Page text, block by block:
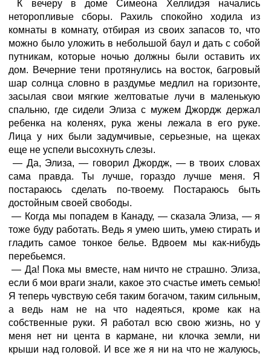
К вечеру в доме Симеона Хеллидэя начались
неторопливые сборы. Рахиль спокойно ходила из
комнаты в комнату, отбирая из своих запасов то, что
можно было уложить в небольшой баул и дать с собой
путникам, которые ночью должны были оставить их
дом. Вечерние тени протянулись на восток, багровый
шар солнца словно в раздумье медлил на горизонте,
засылая свои мягкие желтоватые лучи в маленькую
спальню, где сидели Элиза с мужем Джордж держал
ребенка на коленях, рука жены лежала в его руке.
Лица у них были задумчивые, серьезные, на щеках
еще не успели высохнуть слезы.
— Да, Элиза, — говорил Джордж, — в твоих словах
сама правда. Ты лучше, гораздо лучше меня. Я
постараюсь сделать по-твоему. Постараюсь быть
достойным своей свободы.
— Когда мы попадем в Канаду, — сказала Элиза, — я
тоже буду работать. Ведь я умею шить, умею стирать и
гладить самое тонкое белье. Вдвоем мы как-нибудь
перебьемся.
— Да! Пока мы вместе, нам ничто не страшно. Элиза,
если б мои враги знали, какое это счастье иметь семью!
Я теперь чувствую себя таким богачом, таким сильным,
а ведь нам не на что надеяться, кроме как на
собственные руки. Я работал всю свою жизнь, но у
меня нет ни цента в кармане, ни клочка земли, ни
крыши над головой. И все же я ни на что не жалуюсь,